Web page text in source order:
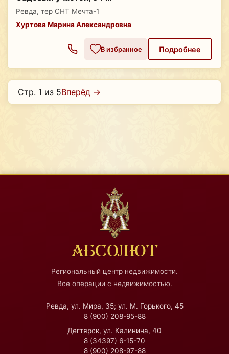
Ревда, тер СНТ Мечта-1
Хуртова Марина Александровна
В избранное Подробнее
Стр. 1 из 5Вперёд →
АБСОЛЮТ
Региональный центр недвижимости.
Все операции с недвижимостью.
Ревда, ул. Мира, 35; ул. М. Горького, 45
8 (900) 208-95-88
Дегтярск, ул. Калинина, 40
8 (34397) 6-15-70
8 (900) 208-97-88